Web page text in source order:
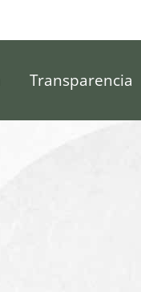
Transparencia